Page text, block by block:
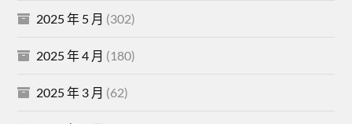
2025 年 5 月 (302)
2025 年 4 月 (180)
2025 年 3 月 (62)